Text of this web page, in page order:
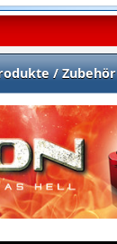
/ Zubehör